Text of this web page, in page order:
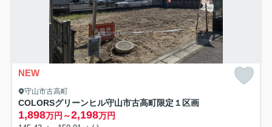
NEW
守山市古高町
COLORSグリーンヒル守山市古高町限定１区画
1,898万円～2,198万円